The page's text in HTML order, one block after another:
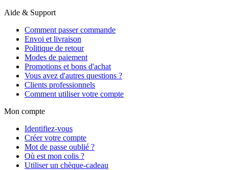
Aide & Support
Comment passer commande
Envoi et livraison
Politique de retour
Modes de paiement
Promotions et bons d'achat
Vous avez d'autres questions ?
Clients professionnels
Comment utiliser votre compte
Mon compte
Identifiez-vous
Créer votre compte
Mot de passe oublié ?
Où est mon colis ?
Utiliser un chèque-cadeau